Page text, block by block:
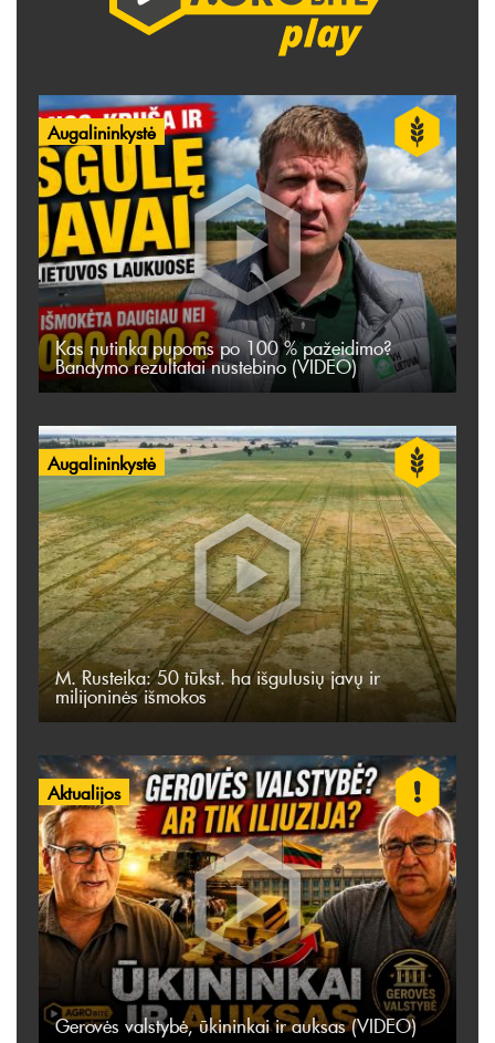
Augalininkystė
Kas nutinka pupoms po 100 % pažeidimo?
Bandymo rezultatai nustebino (VIDEO)
Augalininkystė
M. Rusteika: 50 tūkst. ha išgulusių javų ir
milijoninės išmokos
Aktualijos
Gerovės valstybė, ūkininkai ir auksas (VIDEO)